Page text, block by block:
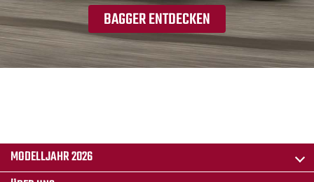
BAGGER ENTDECKEN
MODELLJAHR 2026